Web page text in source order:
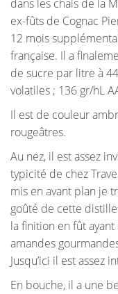
dans les chais de la
ex-fûts de Cognac
12 mois
française. Il a
de sucre par litre à
volatiles ; 136 gr/hL
Il est de couleur
rougeâtres.
Au nez, il est assez
typicité de chez
mis en avant plan je
goûté de cette
la finition en fût
amandes
Jusqu’ici il est assez
En bouche, il a une